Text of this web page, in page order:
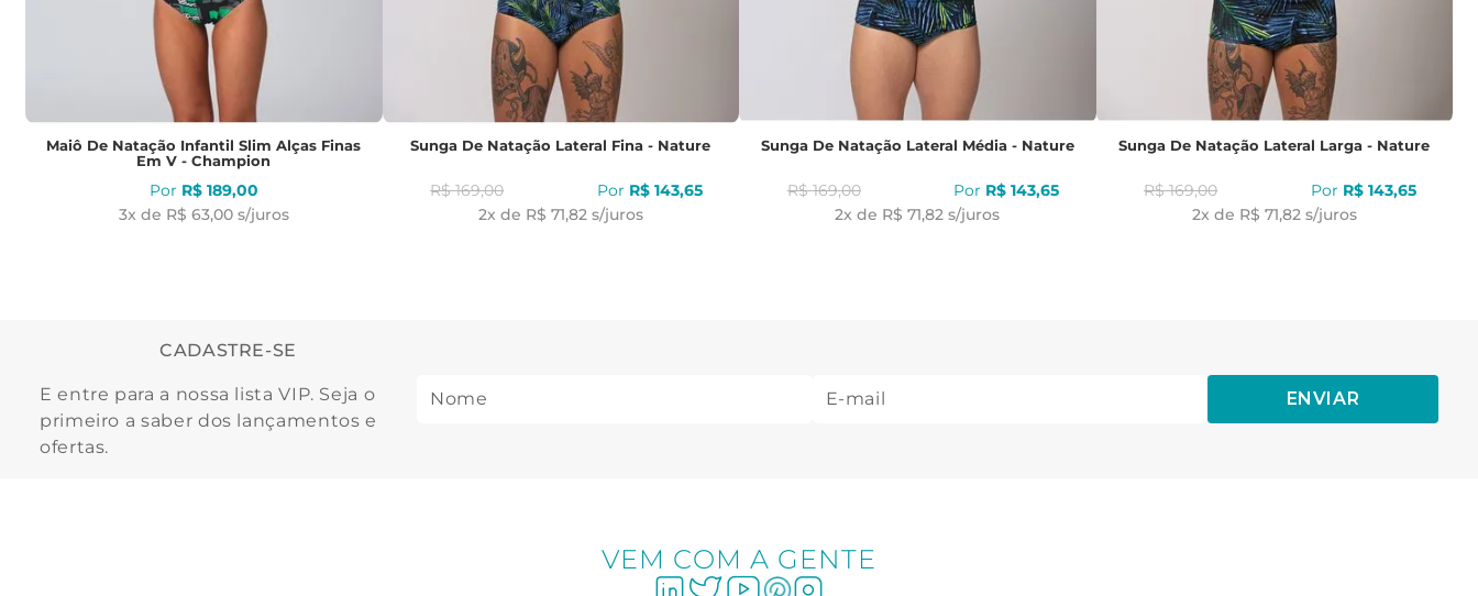
Maiô De Natação Infantil Slim Alças Finas
Em V - Champion
R$ 189,00
3x de R$ 63,00 s/juros
Sunga De Natação Lateral Fina - Nature
R$ 169,00 R$ 143,65
2x de R$ 71,82 s/juros
Sunga De Natação Lateral Média - Nature
R$ 169,00 R$ 143,65
2x de R$ 71,82 s/juros
Sunga De Natação Lateral Larga - Nature
R$ 169,00 R$ 143,65
2x de R$ 71,82 s/juros
CADASTRE-SE
E entre para a nossa lista VIP. Seja o
primeiro a saber dos lançamentos e
ofertas.
ENVIAR
VEM COM A GENTE